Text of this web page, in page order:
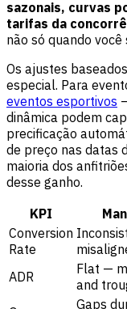
sazonais, curvas
tarifas da
não só quando
Os ajustes
especial. Para
eventos esportivos
dinâmica podem
precificação
de preço nas datas
maioria dos
desse ganho.
KPI
Conversion
Rate
ADR
Flat —
and
Gaps